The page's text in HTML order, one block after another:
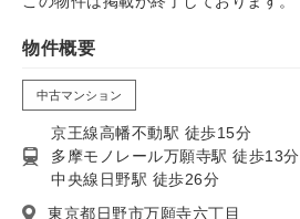
物件概要
中古マンション
京王線高幡不動駅 徒歩15分
多摩モノレール万願寺駅 徒歩13分
中央線日野駅 徒歩26分
東京都日野市万願寺六丁目